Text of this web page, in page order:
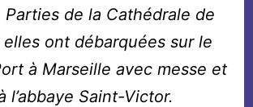
Parties de la Cathédrale de
elles ont débarquées sur le
à Marseille avec messe et
l’abbaye Saint-Victor.